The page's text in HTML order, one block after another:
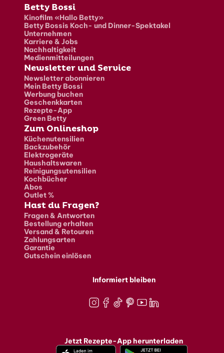
Fusszeile
Betty Bossi
Kinofilm «Hallo Betty»
Betty Bossis Koch- und Dinner-Spektakel
Unternehmen
Karriere & Jobs
Nachhaltigkeit
Medienmitteilungen
Newsletter und Service
Newsletter abonnieren
Mein Betty Bossi
Werbung buchen
Geschenkkarten
Rezepte-App
Green Betty
Zum Onlineshop
Küchenutensilien
Backzubehör
Elektrogeräte
Haushaltswaren
Reinigungsutensilien
Kochbücher
Abos
Outlet %
Hast du Fragen?
Fragen & Antworten
Bestellung erhalten
Versand & Retouren
Zahlungsarten
Garantie
Gutschein einlösen
Informiert bleiben
Jetzt Rezepte-App herunterladen